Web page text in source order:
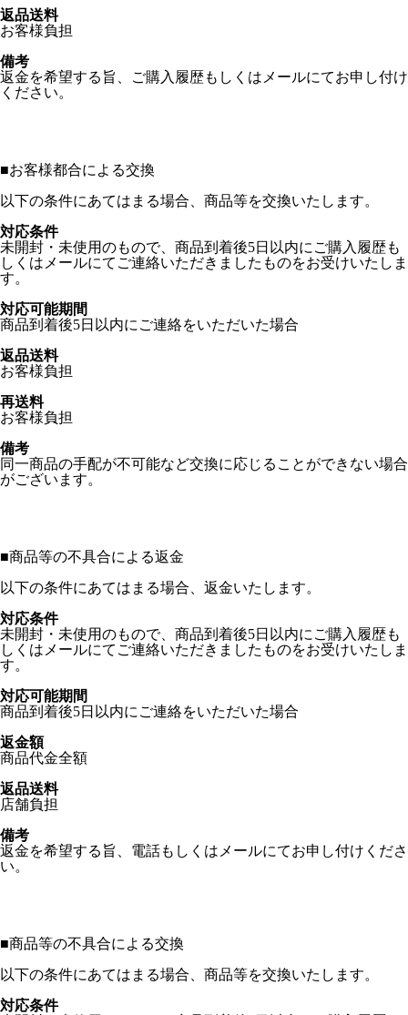
返品送料
お客様負担
備考
返金を希望する旨、ご購入履歴もしくはメールにてお申し付け
ください。
■お客様都合による交換
以下の条件にあてはまる場合、商品等を交換いたします。
対応条件
未開封・未使用のもので、商品到着後5日以内にご購入履歴も
しくはメールにてご連絡いただきましたものをお受けいたしま
す。
対応可能期間
商品到着後5日以内にご連絡をいただいた場合
返品送料
お客様負担
再送料
お客様負担
備考
同一商品の手配が不可能など交換に応じることができない場合
がございます。
■商品等の不具合による返金
以下の条件にあてはまる場合、返金いたします。
対応条件
未開封・未使用のもので、商品到着後5日以内にご購入履歴も
しくはメールにてご連絡いただきましたものをお受けいたしま
す。
対応可能期間
商品到着後5日以内にご連絡をいただいた場合
返金額
商品代金全額
返品送料
店舗負担
備考
返金を希望する旨、電話もしくはメールにてお申し付けくださ
い。
■商品等の不具合による交換
以下の条件にあてはまる場合、商品等を交換いたします。
対応条件